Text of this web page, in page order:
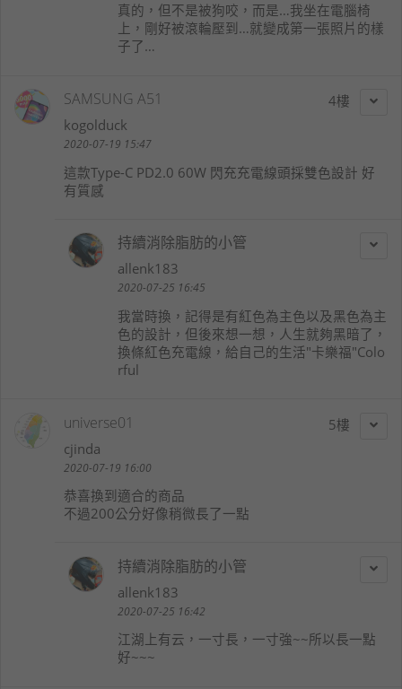
真的，但不是被狗咬，而是…我坐在電腦椅
上，剛好被滾輪壓到…就變成第一張照片的樣
子了…
4
SAMSUNG A51
kogolduck
2020-07-19 15:47
這款Type-C PD2.0 60W 閃充充電線頭採雙色設計 好
有質感
持續消除脂肪的小管
allenk183
2020-07-25 16:45
我當時換，記得是有紅色為主色以及黑色為主
色的設計，但後來想一想，人生就夠黑暗了，
換條紅色充電線，給自己的生活"卡樂福"Colo
rful
5
universe01
cjinda
2020-07-19 16:00
恭喜換到適合的商品
不過200公分好像稍微長了一點
持續消除脂肪的小管
allenk183
2020-07-25 16:42
江湖上有云，一寸長，一寸強~~所以長一點
好~~~